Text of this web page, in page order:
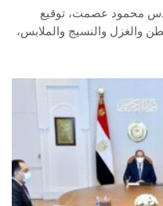
محمود عصمت، توقيع
والغزل والنسيج والملابس،